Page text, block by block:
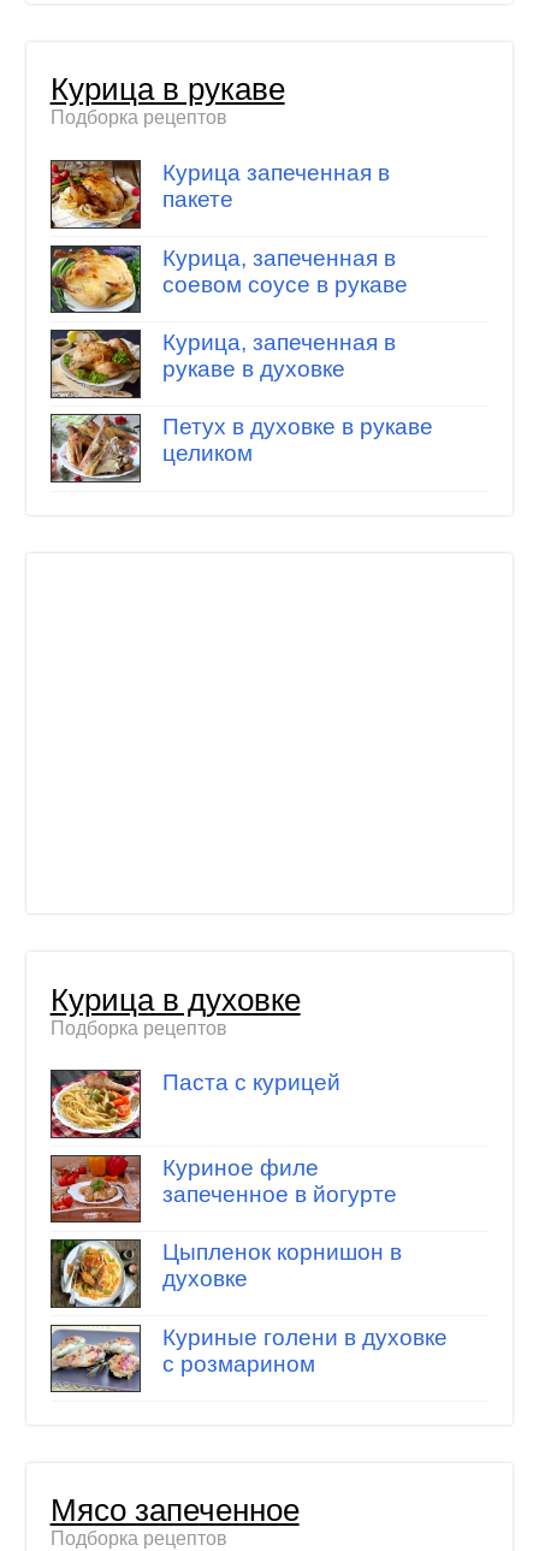
Курица в рукаве
Подборка рецептов
Курица запеченная в
пакете
Курица, запеченная в
соевом соусе в рукаве
Курица, запеченная в
рукаве в духовке
Петух в духовке в рукаве
целиком
Курица в духовке
Подборка рецептов
Паста с курицей
Куриное филе
запеченное в йогурте
Цыпленок корнишон в
духовке
Куриные голени в духовке
с розмарином
Мясо запеченное
Подборка рецептов